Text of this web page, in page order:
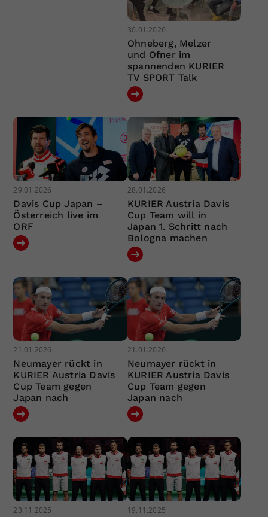
30.01.2026
Ohneberg, Melzer
und Ofner im
spannenden KURIER
TV SPORT Talk
29.01.2026
Davis Cup Japan –
Österreich live im
ORF
28.01.2026
KURIER Austria Davis
Cup Team will in
Japan 1. Schritt nach
Bologna machen
21.01.2026
Neumayer rückt in
KURIER Austria Davis
Cup Team gegen
Japan nach
21.01.2026
Neumayer rückt in
KURIER Austria Davis
Cup Team gegen
Japan nach
23.11.2025 19.11.2025